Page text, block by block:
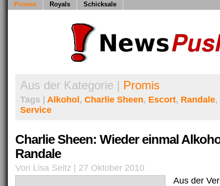
Promis Royals Schicksale
Aus der Kategorie | Promis
Tags | Alkohol , Charlie Sheen, Escort, Randale,
Service
Charlie Sheen: Wieder einmal
Randale
Von Lisa Seitz | 27 Oktober 2010
Aus der